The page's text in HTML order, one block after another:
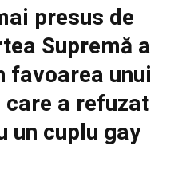
presus de
Supremă a
favoarea unui
a refuzat
un cuplu gay